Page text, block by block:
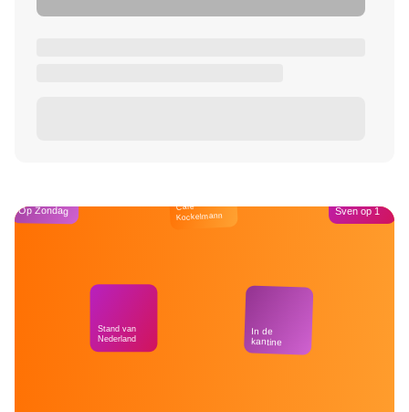
Op Zondag
Stand van
Nederland
Café
Kockelmann
In de
kantine
Sven op 1